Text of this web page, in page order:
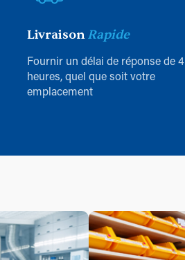
LivraisonRapide
Fournir un délai de réponse de 4
heures, quel que soit votre
emplacement